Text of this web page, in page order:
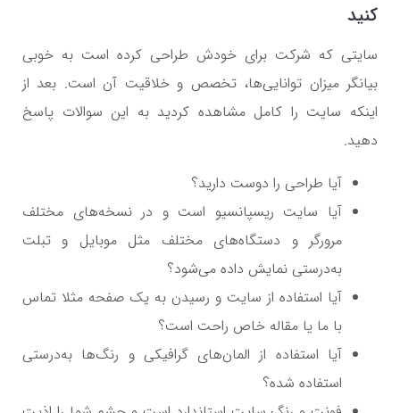
کنید
سایتی که شرکت برای خودش طراحی کرده است به خوبی
بیانگر میزان توانایی‌ها، تخصص و خلاقیت آن است. بعد از
اینکه سایت را کامل مشاهده کردید به این سوالات پاسخ
دهید.
آیا طراحی را دوست دارید؟
آیا سایت ریسپانسیو است و در نسخه‌های مختلف
مرورگر و دستگاه‌های مختلف مثل موبایل و تبلت
به‌درستی نمایش داده می‌شود؟
آیا استفاده از سایت و رسیدن به یک صفحه مثلا تماس
با ما یا مقاله خاص راحت است؟
آیا استفاده از المان‌های گرافیکی و رنگ‌ها به‌درستی
استفاده شده؟